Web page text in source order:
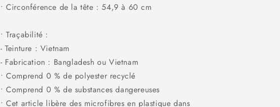
• Circonférence de la tête : 54,9 à 60 cm
• Traçabilité :
- Teinture : Vietnam
- Fabrication : Bangladesh ou Vietnam
• Comprend 0 % de polyester recyclé
• Comprend 0 % de substances dangereuses
• Cet article libère des microfibres en plastique dans